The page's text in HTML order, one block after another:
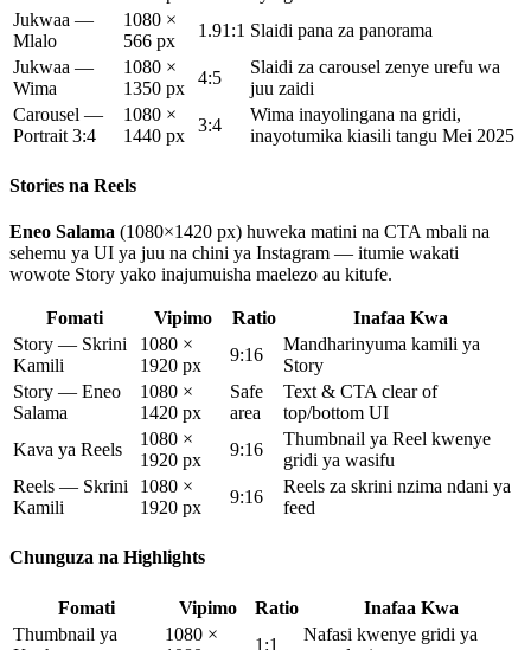
Jukwaa —
Mlalo
1080 ×
566 px
1.91:1 Slaidi pana za panorama
Jukwaa —
Wima
1080 ×
1350 px
4:5
Slaidi za carousel zenye urefu wa
juu zaidi
Carousel —
Portrait 3:4
1080 ×
1440 px
3:4
Wima inayolingana na gridi,
inayotumika kiasili tangu Mei 2025
Stories na Reels
Eneo Salama (1080×1420 px) huweka matini na CTA mbali na
sehemu ya UI ya juu na chini ya Instagram — itumie wakati
wowote Story yako inajumuisha maelezo au kitufe.
Fomati Vipimo Ratio
Inafaa Kwa
Story — Skrini
Kamili
1080 ×
1920 px
9:16
Mandharinyuma kamili ya
Story
Story — Eneo
Salama
1080 ×
1420 px
Safe
area
Text & CTA clear of
top/bottom UI
Kava ya Reels
1080 ×
1920 px
9:16
Thumbnail ya Reel kwenye
gridi ya wasifu
Reels — Skrini
Kamili
1080 ×
1920 px
9:16
Reels za skrini nzima ndani ya
feed
Chunguza na Highlights
Fomati Vipimo Ratio
Inafaa Kwa
Thumbnail ya
1080 ×
1:1
Nafasi kwenye gridi ya